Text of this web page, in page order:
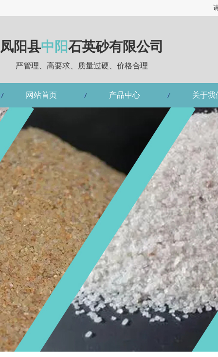
凤阳县中阳石英砂有限公司
严管理、高要求、质量过硬、价格合理
网站首页 产品中心 关于我
2